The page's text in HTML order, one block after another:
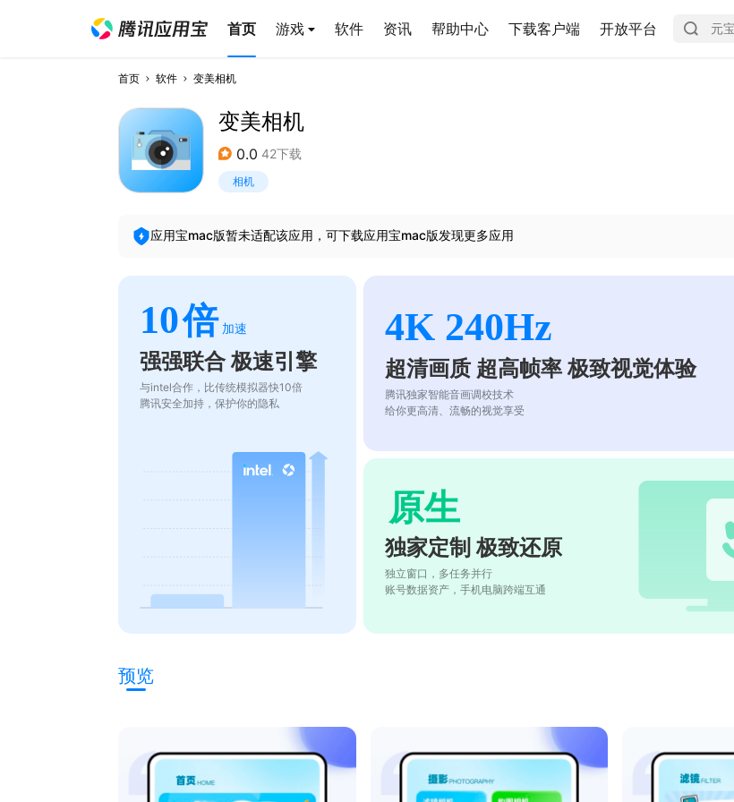
首页 游戏 软件 资讯 帮助中心 下载客户端 开放平台
首页 软件 变美相机
变美相机
0.0 42下载
相机
应用宝mac版暂未适配该应用，可下载应用宝mac版发现更多应用
10倍 加速
强强联合 极速引擎
与intel合作，比传统模拟器快10倍
腾讯安全加持，保护你的隐私
4K 240Hz
超清画质 超高帧率 极致视觉体验
腾讯独家智能音画调校技术
给你更高清、流畅的视觉享受
原生
独家定制 极致还原
独立窗口，多任务并行
账号数据资产，手机电脑跨端互通
预览